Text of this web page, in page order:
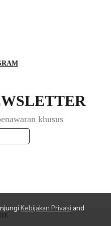
Kebijakan Privasi and
khusus